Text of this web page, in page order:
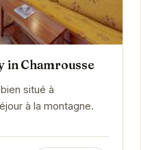
in Chamrousse
situé à
à la montagne.